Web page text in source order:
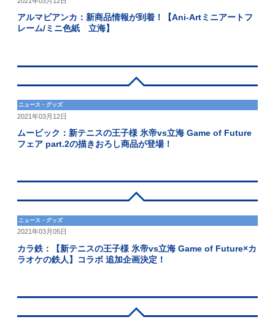
アルマビアンカ：新商品情報が到着！【Ani-Artミニアートフ
レーム/ミニ色紙 立海】
ニュース・グッズ
2021年03月12日
ムービック：新テニスの王子様 氷帝vs立海 Game of Future
フェア part.2の描きおろし商品が登場！
ニュース・グッズ
2021年03月05日
カラ鉄：【新テニスの王子様 氷帝vs立海 Game of Future×カ
ラオケの鉄人】コラボ 追加企画決定！